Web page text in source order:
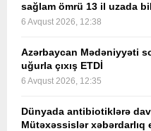
sağlam ömrü 13 il uzada
6 Avqust 2026, 12:38
Azərbaycan Mədəniyyəti
uğurla çıxış ETDİ
6 Avqust 2026, 12:35
Dünyada antibiotiklərə
Mütəxəssislər xəbərdarlıq